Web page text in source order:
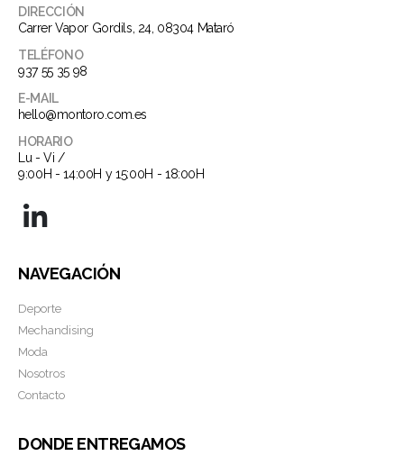
DIRECCIÓN
Carrer Vapor Gordils, 24, 08304 Mataró
TELÉFONO
937 55 35 98
E-MAIL
hello@montoro.com.es
HORARIO
Lu - Vi /
9:00H - 14:00H y 15:00H - 18:00H
NAVEGACIÓN
Deporte
Mechandising
Moda
Nosotros
Contacto
DONDE ENTREGAMOS